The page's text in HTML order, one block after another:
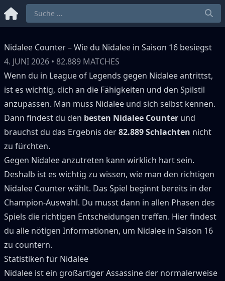
Nidalee Counter – Wie du Nidalee in Saison 16 besiegst
4. JUNI 2026 • 82.889 MATCHES
Wenn du in League of Legends gegen Nidaleeantrittst,
ist es wichtig, dich an die Fähigkeiten und den Spilstil
anzupassen. Man muss Nidalee und sich selbst kennen.
Dann findest du den besten Nidalee Counter und
brauchst du das Ergebnis der82.889Schlachten nicht
zu fürchten.
Gegen Nidaleeanzutreten kann wirklich hart sein.
Deshalb ist es wichtig zu wissen, wie man den richtigen
Nidalee Counter wählt. Das Spiel beginnt bereits in der
Champion-Auswahl. Du musst dann in allen Phasen des
Spiels die richtigen Entscheidungen treffen. Hier findest
du alle nötigen Informationen, um Nidalee in Saison 16
zu countern.
Statistiken für Nidalee
Nidalee ist ein großartigerAssassine der normalerweise